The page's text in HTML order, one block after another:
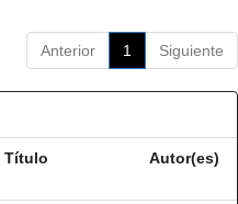
Anterior 1 Siguiente
Título Autor(es)